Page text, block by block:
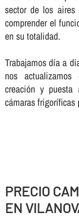
sector de los aires
comprender el
en su totalidad.
Trabajamos dí­a a
nos
creación y
cámaras frigorí­ficas
PRECIO
EN